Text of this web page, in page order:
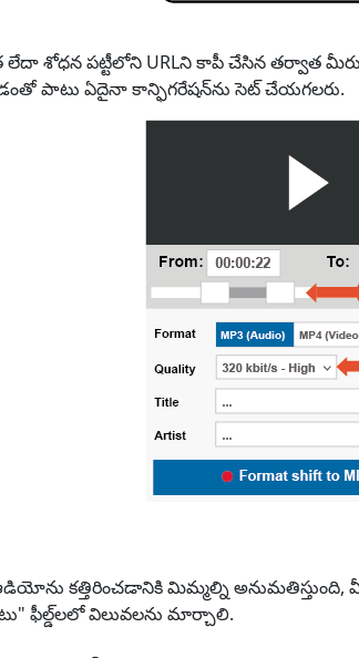
లేదా శోధన పట్టీలోని URLని కాపీ చేసిన తర్వాత
పాటు ఏదైనా కాన్ఫిగరేషన్‌ను సెట్ చేయగలరు.
కత్తిరించడానికి మిమ్మల్ని
ఫీల్డ్‌లలో విలువలను మార్చాలి.